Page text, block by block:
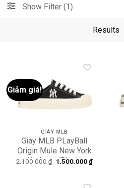
Show Filter (1)
Results
Giảm giá!
Add to
wishlist
GIÀY MLB
Giày MLB PLayBall
Origin Mule New York
Yankees ‘Black’
2.100.000₫ Giá
1.500.000₫Giá